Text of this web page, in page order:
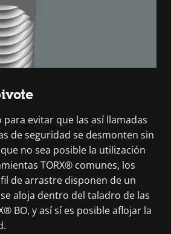
evitar que las así llamadas
de seguridad se desmonten sin
no sea posible la utilización
TORX® comunes, los
de arrastre disponen de un
aloja dentro del taladro de las
BO, y así sí es posible aflojar la